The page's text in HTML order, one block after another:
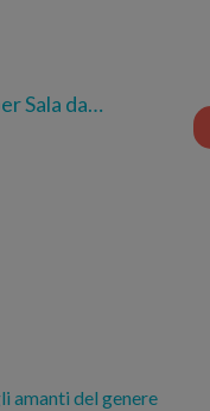
Sala da…
amanti del genere